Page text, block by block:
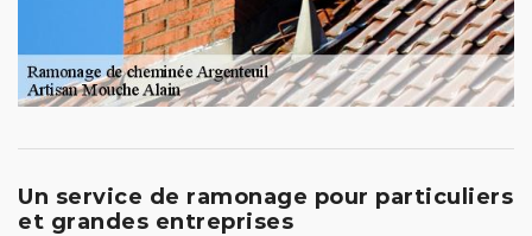
Un service de ramonage pour particuliers
et grandes entreprises